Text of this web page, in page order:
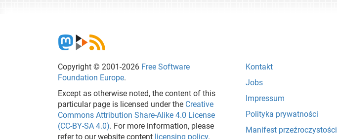
Copyright © 2001-2026 Free Software
Foundation Europe.
Except as otherwise noted, the content of this
particular page is licensed under the Creative
Commons Attribution Share-Alike 4.0 License
(CC-BY-SA 4.0). For more information, please
refer to our website content licensing policy.
Kontakt
Jobs
Impressum
Polityka prywatności
Manifest przeźroczystości